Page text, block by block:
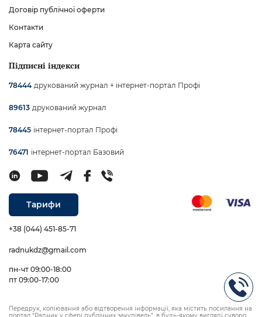
Договір публічної оферти
Контакти
Карта сайту
Підписні індекси
78444 друкований журнал + інтернет-портал Профі
89613 друкований журнал
78445 інтернет-портал Профі
76471 інтернет-портал Базовий
Тарифи
+38 (044) 451-85-71
radnukdz@gmail.com
пн-чт 09:00-18:00
пт 09:00-17:00
Передрук, копіювання або відтворення інформації, яка містить посилання на